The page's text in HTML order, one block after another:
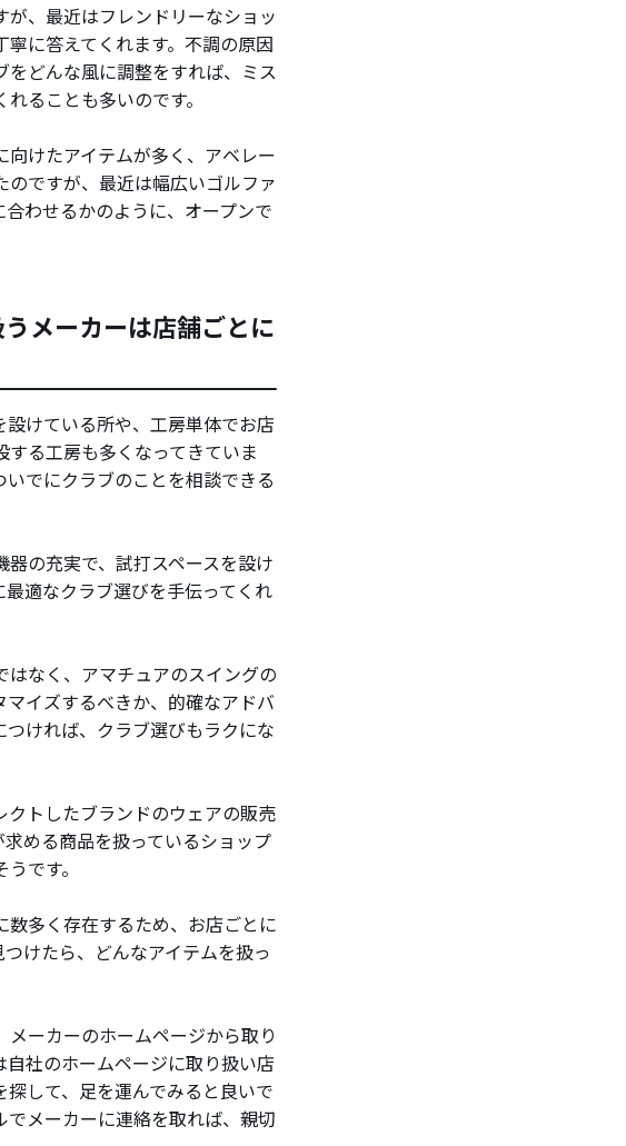
、最近はフレンドリーなショッ
に答えてくれます。不調の原因
どんな風に調整をすれば、ミス
ることも多いのです。
けたアイテムが多く、アベレー
ですが、最近は幅広いゴルファ
わせるかのように、オープンで
メーカーは店舗ごとに
けている所や、工房単体でお店
る工房も多くなってきていま
でにクラブのことを相談できる
の充実で、試打スペースを設け
適なクラブ選びを手伝ってくれ
なく、アマチュアのスイングの
イズするべきか、的確なアドバ
ければ、クラブ選びもラクにな
トしたブランドのウェアの販売
める商品を扱っているショップ
です。
多く存在するため、お店ごとに
けたら、どんなアイテムを扱っ
ーカーのホームページから取り
社のホームページに取り扱い店
して、足を運んでみると良いで
メーカーに連絡を取れば、親切